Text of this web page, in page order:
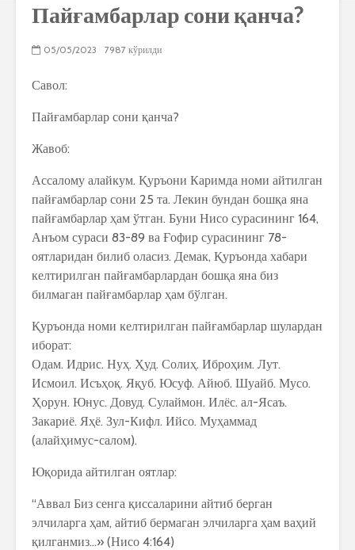
Пайғамбарлар сони қанча?
05/05/2023 7987 кўрилди
Савол:
Пайғамбарлар сони қанча?
Жавоб:
Ассалому алайкум. Қуръони Каримда номи айтилган
пайғамбарлар сони 25 та. Лекин бундан бошқа яна
пайғамбарлар ҳам ўтган. Буни Нисо сурасининг 164,
Анъом сураси 83-89 ва Ғофир сурасининг 78-
оятларидан билиб оласиз. Демак, Қуръонда хабари
келтирилган пайғамбарлардан бошқа яна биз
билмаган пайғамбарлар ҳам бўлган.
Қуръонда номи келтирилган пайғамбарлар шулардан
иборат:
Одам. Идрис. Нуҳ. Ҳуд. Солиҳ. Иброҳим. Лут.
Исмоил. Исъҳоқ. Яқуб. Юсуф. Айюб. Шуайб. Мусо.
Ҳорун. Юнус. Довуд. Сулаймон. Илёс. ал-Ясаъ.
Закариё. Яҳё. Зул-Кифл. Ийсо. Муҳаммад
(алайҳимус-салом).
Юқорида айтилган оятлар:
“Аввал Биз сенга қиссаларини айтиб берган
элчиларга ҳам, айтиб бермаган элчиларга ҳам ваҳий
қилганмиз…» (Нисо 4:164)